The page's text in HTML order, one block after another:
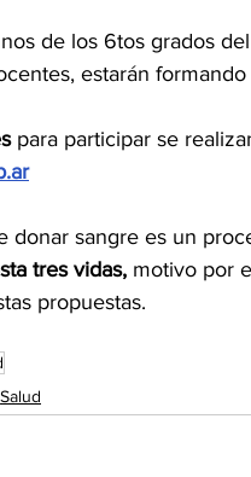
de los 6tos grados
estarán
para participar se
donar sangre es un
tres vidas, motivo por
propuestas.
Salud